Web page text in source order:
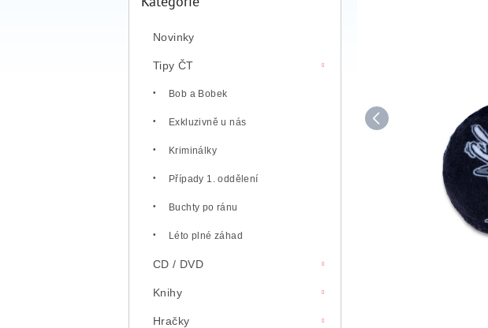
Novinky
Tipy ČT
Bob a Bobek
Exkluzivně u nás
Kriminálky
Případy 1. oddělení
Buchty po ránu
Léto plné záhad
CD / DVD
Knihy
Hračky